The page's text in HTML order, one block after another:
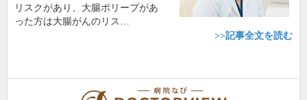
リスクがあり、大腸ポリープがあ
った方は大腸がんのリス…
>>記事全文を読む